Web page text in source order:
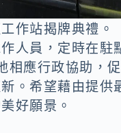
作站揭牌典禮。
人員，定時在駐
相應行政協助，
。希望藉由提供
好願景。